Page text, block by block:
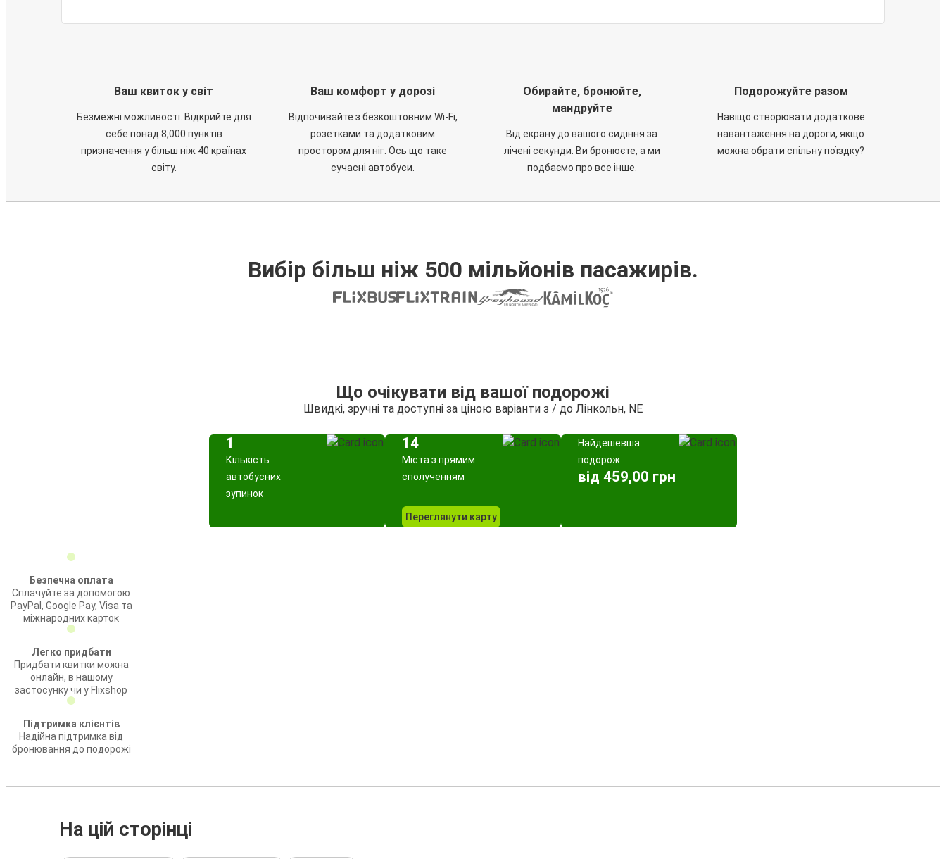
Ваш квиток у світ
Безмежні можливості. Відкрийте для
себе понад 8,000 пунктів
призначення у більш ніж 40 країнах
світу.
Ваш комфорт у дорозі
Відпочивайте з безкоштовним Wi-Fi,
розетками та додатковим
простором для ніг. Ось що таке
сучасні автобуси.
Обирайте, бронюйте,
мандруйте
Від екрану до вашого сидіння за
лічені секунди. Ви бронюєте, а ми
подбаємо про все інше.
Подорожуйте разом
Навіщо створювати додаткове
навантаження на дороги, якщо
можна обрати спільну поїздку?
Вибір більш ніж 500 мільйонів пасажирів.
Що очікувати від вашої подорожі
Швидкі, зручні та доступні за ціною варіанти з / до Лінкольн, NE
1
Кількість
автобусних
зупинок
14
Міста з прямим
сполученням
Переглянути карту
Найдешевша
подорож
від 459,00 грн
Безпечна оплата
Сплачуйте за допомогою
PayPal, Google Pay, Visa та
міжнародних карток
Легко придбати
Придбати квитки можна
онлайн, в нашому
застосунку чи у Flixshop
Підтримка клієнтів
Надійна підтримка від
бронювання до подорожі
На цій сторінці